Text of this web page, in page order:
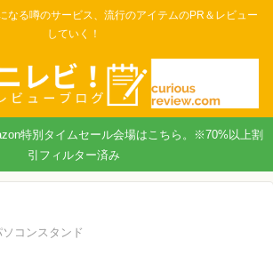
なる噂のサービス、流行のアイテムのPR＆レビュー
していく！
特別タイムセール会場はこちら。※70%以上割
引フィルター済み
ソコンスタンド